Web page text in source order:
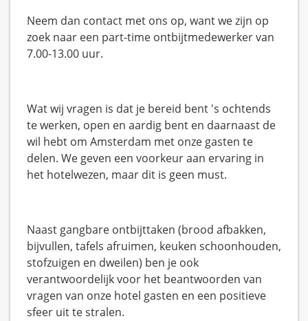
Neem dan contact met ons op, want we zijn op
zoek naar een part-time ontbijtmedewerker van
7.00-13.00 uur.
Wat wij vragen is dat je bereid bent 's ochtends
te werken, open en aardig bent en daarnaast de
wil hebt om Amsterdam met onze gasten te
delen. We geven een voorkeur aan ervaring in
het hotelwezen, maar dit is geen must.
Naast gangbare ontbijttaken (brood afbakken,
bijvullen, tafels afruimen, keuken schoonhouden,
stofzuigen en dweilen) ben je ook
verantwoordelijk voor het beantwoorden van
vragen van onze hotel gasten en een positieve
sfeer uit te stralen.